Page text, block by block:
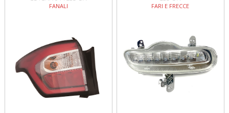
FANALI FARI E FRECCE